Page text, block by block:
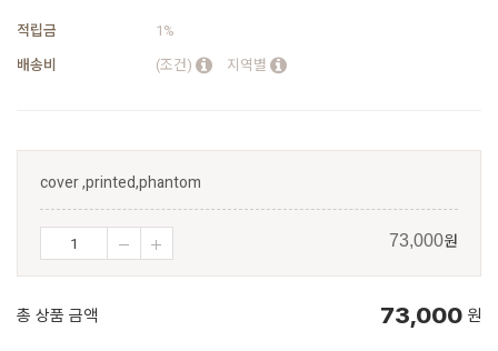
적립금
1%
배송비
(조건) 지역별
cover ,printed,phantom
73,000원
총 상품 금액 73,000 원